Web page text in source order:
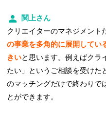
関上さん
クリエイターのマネジメント
の事業を多角的に展開してい
きいと思います。例えばクラ
たい」というご相談を受けた
のマッチングだけで終わりで
とができます。